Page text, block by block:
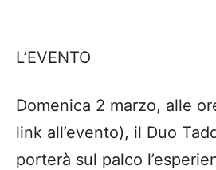
L’EVENTO
Domenica 2 marzo, alle
link all’evento), il Duo
porterà sul palco